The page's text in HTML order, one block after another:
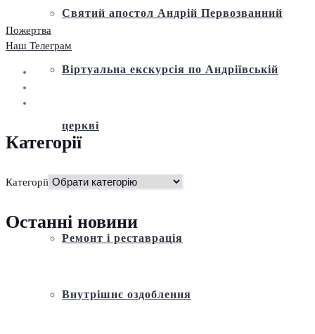
Святий апостол Андрій Первозванний
Віртуальна екскурсія по Андріївській
церкві
Історія
Ремонт і реставрація
Внутрішнє оздоблення
Пожертва
Наш Телеграм
Категорії
Категорії
Останні новини